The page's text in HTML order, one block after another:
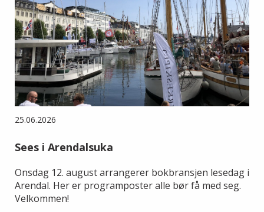
25.06.2026
Sees i Arendalsuka
Onsdag 12. august arrangerer bokbransjen lesedag i
Arendal. Her er programposter alle bør få med seg.
Velkommen!